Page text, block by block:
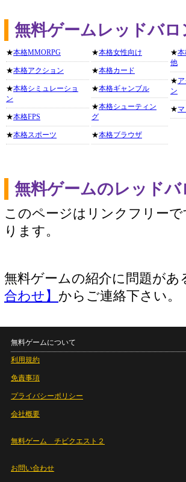
無料ゲームレッドバ
★本格MMORPG
★本格アクション
★本格シミュレーショ
ン
★本格FPS
★本格スポーツ
★本格女性向け
★本格カード
★本格ギャンブル
★本格シューティン
グ
★本格ブラウザ
★
他
★
ン
★
無料ゲームのレッド
このページはリンクフリー
ります。
無料ゲームの紹介に問題が
合わせ】 からご連絡下さい。
無料ゲームについて
利用規約
免責事項
プライバシーポリシー
会社概要
無料ゲーム チビクエスト２
お問い合わせ